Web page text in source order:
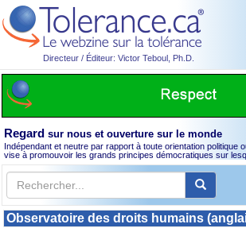
Directeur / Éditeur: Victor Teboul, Ph.D.
Regard sur nous et ouverture sur le monde
Indépendant et neutre par rapport à toute orientation politique
vise à promouvoir les grands principes démocratiques sur
Observatoire des droits humains